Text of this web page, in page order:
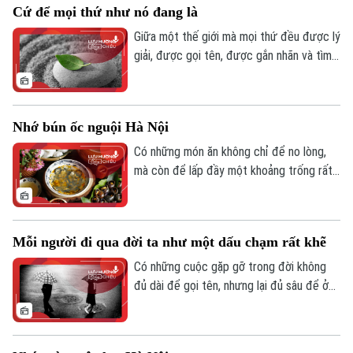
nơi mọi thứ đều lạ, và chính mình cũng trở
nên khác đi. Có người đã có một mùa như
thế - Mùa Tagalau đầu tiên trên đất
Cứ để mọi thứ như nó đang là
Giữa một thế giới mà mọi thứ đều được lý
giải, được gọi tên, được gắn nhãn và tìm
bằng cảm xúc ban đầu, mà lập tức đi tìm
một tầng nghĩa phía sau nó.
Nhớ bún ốc nguội Hà Nội
Có những món ăn không chỉ để no lòng,
mà còn để lấp đầy một khoảng trống rất
Mỗi người đi qua đời ta như một dấu chạm rất khẽ
Có những cuộc gặp gỡ trong đời không
đủ dài để gọi tên, nhưng lại đủ sâu để ở